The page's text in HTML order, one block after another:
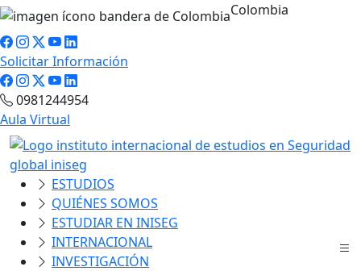
Colombia
Solicitar Información
0981244954
Aula Virtual
ESTUDIOS
QUIÉNES SOMOS
ESTUDIAR EN INISEG
INTERNACIONAL
INVESTIGACIÓN